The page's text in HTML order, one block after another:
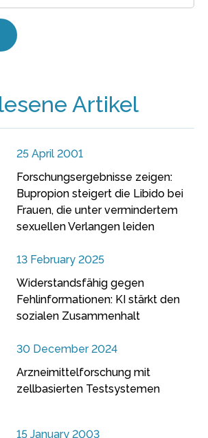
Artikel
25 April 2001
Forschungsergebnisse zeigen:
Bupropion steigert die Libido bei
Frauen, die unter vermindertem
sexuellen Verlangen leiden
13 February 2025
Widerstandsfähig gegen
Fehlinformationen: KI stärkt den
sozialen Zusammenhalt
30 December 2024
Arzneimittelforschung mit
zellbasierten Testsystemen
15 January 2003